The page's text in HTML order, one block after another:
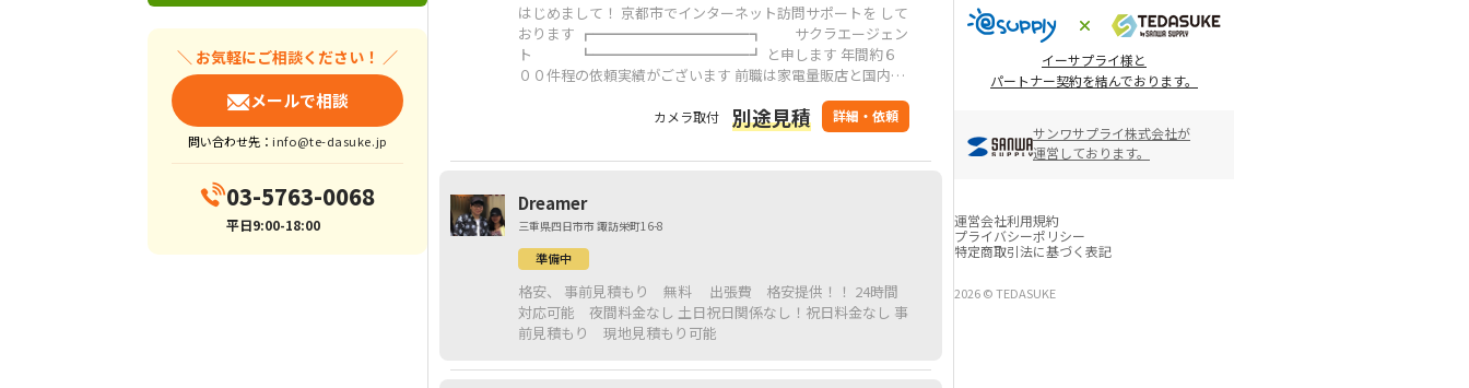
＼ お気軽にご相談ください！ ／
メールで相談
問い合わせ先： info@te-dasuke.jp
03-5763-0068
平日9:00-18:00
はじめまして！ 京都市でインターネット訪問サポートを して
おります ┏━━━━━━━━━━━┓ サクラエージェン
ト ┗━━━━━━━━━━━┛ と申します 年間約６
００件程の依頼実績がございます 前職は家電量販店と国内最
れおり ますのでお客様を大切にし、 「頼んで良かった」とご
満足頂けるよう 精一杯のサービスをご提供します！
カメラ取付 別途見積 詳細・依頼
Dreamer
三重県四日市市 諏訪栄町16-8
準備中
格安、 事前見積もり 無料 出張費 格安提供！！ 24時間
対応可能 夜間料金なし 土日祝日関係なし！祝日料金なし 事
前見積もり 現地見積もり可能
イーサプライ様と
パートナー契約を結んでおります。
サンワサプライ株式会社が
運営しております。
運営会社利用規約
プライバシーポリシー
特定商取引法に基づく表記
2026 © TEDASUKE